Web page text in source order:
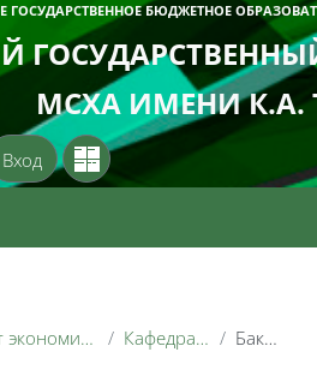
ГОСУДАРСТВЕННОЕ БЮДЖЕТНОЕ
МСХА ИМЕНИ К.А.
Вход
Институт экономики и управления АПК Кафедра философии Бакалавриат